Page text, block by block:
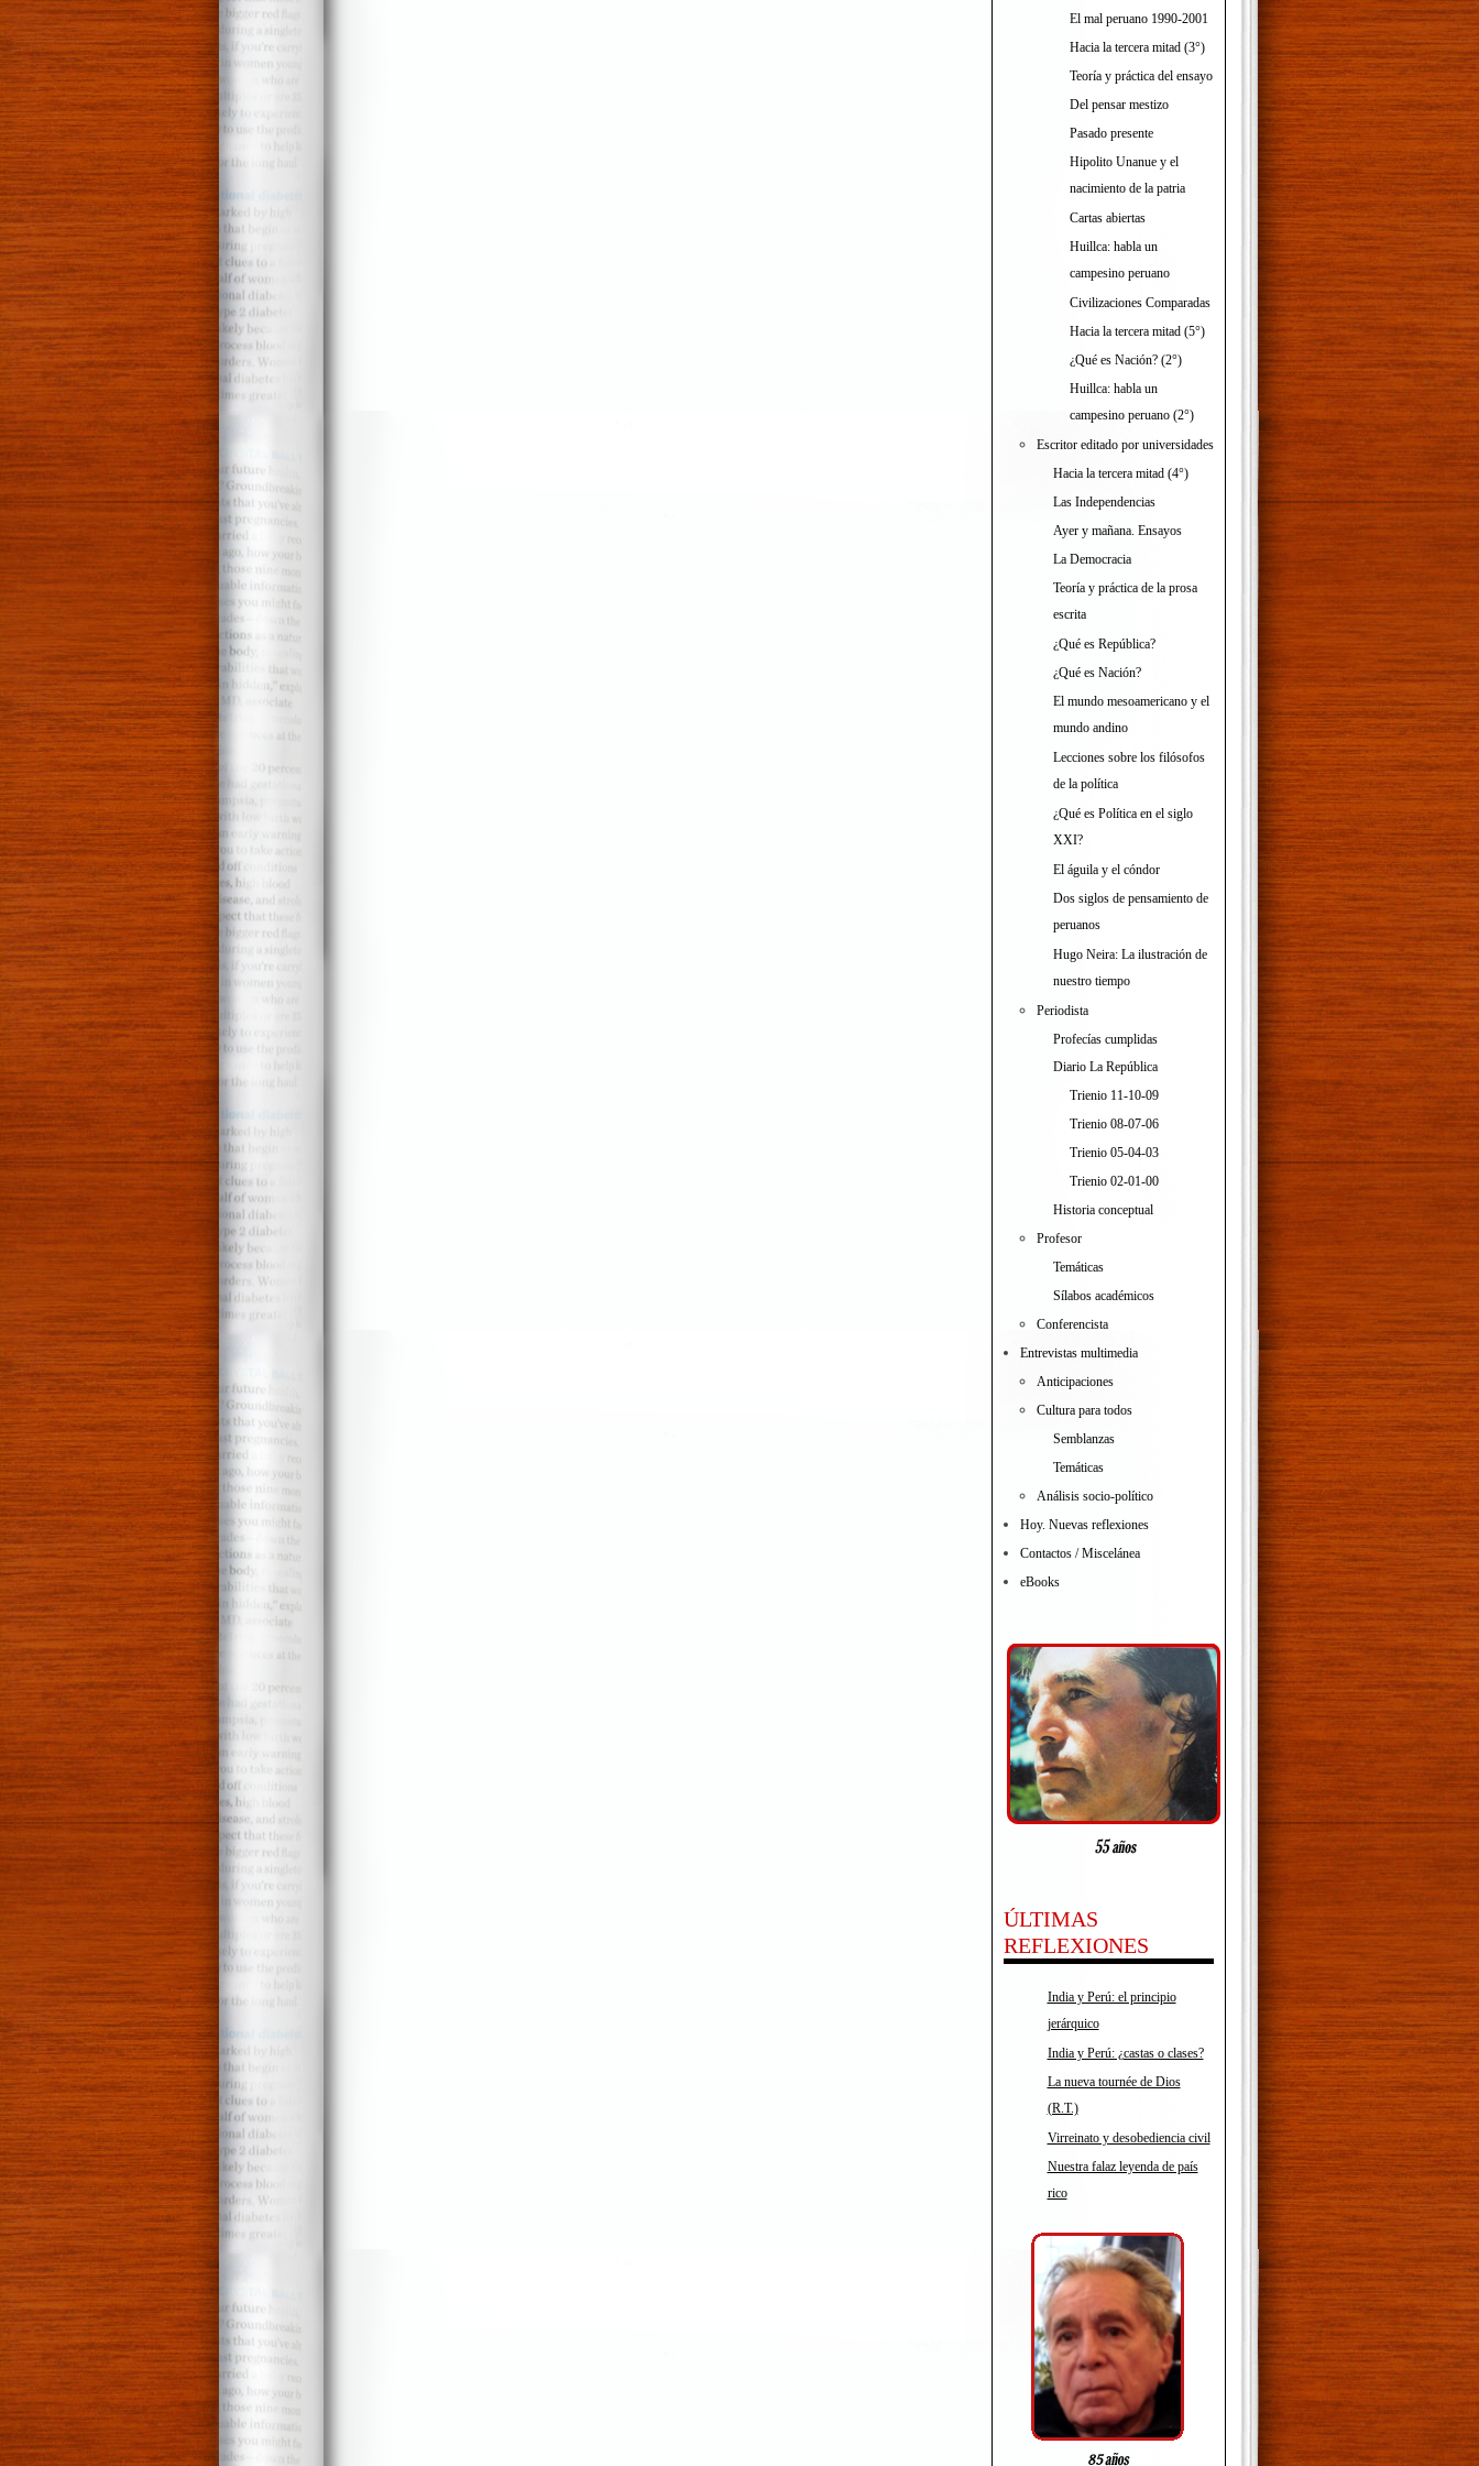
El mal peruano 1990-2001
Hacia la tercera mitad (3°)
Teoría y práctica del ensayo
Del pensar mestizo
Pasado presente
Hipolito Unanue y el
nacimiento de la patria
Cartas abiertas
Huillca: habla un
campesino peruano
Civilizaciones Comparadas
Hacia la tercera mitad (5°)
¿Qué es Nación? (2°)
Huillca: habla un
campesino peruano (2°)
Escritor editado por universidades
Hacia la tercera mitad (4°)
Las Independencias
Ayer y mañana. Ensayos
La Democracia
Teoría y práctica de la prosa
escrita
¿Qué es República?
¿Qué es Nación?
El mundo mesoamericano y el
mundo andino
Lecciones sobre los filósofos
de la política
¿Qué es Política en el siglo
XXI?
El águila y el cóndor
Dos siglos de pensamiento de
peruanos
Hugo Neira: La ilustración de
nuestro tiempo
Periodista
Profecías cumplidas
Diario La República
Trienio 11-10-09
Trienio 08-07-06
Trienio 05-04-03
Trienio 02-01-00
Historia conceptual
Profesor
Temáticas
Sílabos académicos
Conferencista
Entrevistas multimedia
Anticipaciones
Cultura para todos
Semblanzas
Temáticas
Análisis socio-político
Hoy. Nuevas reflexiones
Contactos / Miscelánea
eBooks
ÚLTIMAS
REFLEXIONES
India y Perú: el principio
jerárquico
India y Perú: ¿castas o clases?
La nueva tournée de Dios
(R.T.)
Virreinato y desobediencia civil
Nuestra falaz leyenda de país
rico